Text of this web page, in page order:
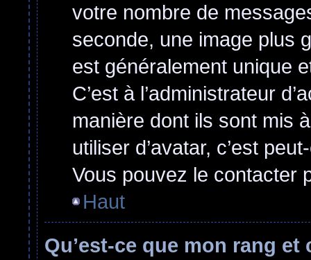
votre nombre de
seconde, une image plus
est généralement unique
C’est à l’administrateur
manière dont ils sont mis
utiliser d’avatar, c’est
Vous pouvez le contacter
Haut
Qu’est-ce que mon rang